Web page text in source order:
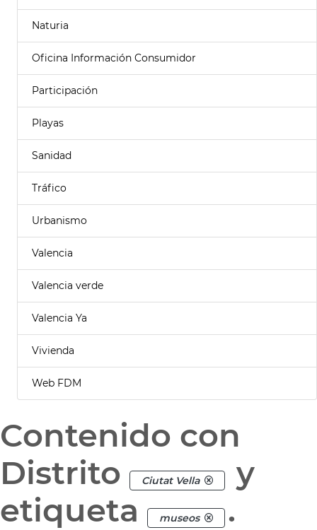
Naturia
Oficina Información Consumidor
Participación
Playas
Sanidad
Tráfico
Urbanismo
Valencia
Valencia verde
Valencia Ya
Vivienda
Web FDM
Contenido con
Distrito
Ciutat Vella
y
etiqueta
museos .